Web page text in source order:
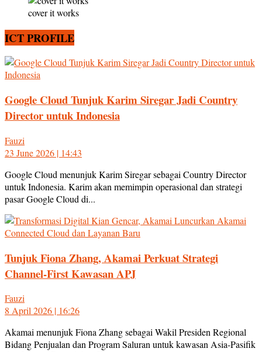
cover it works
ICT PROFILE
Google Cloud Tunjuk Karim Siregar Jadi Country
Director untuk Indonesia
Fauzi
23 June 2026 | 14:43
Google Cloud menunjuk Karim Siregar sebagai Country Director
untuk Indonesia. Karim akan memimpin operasional dan strategi
pasar Google Cloud di...
Tunjuk Fiona Zhang, Akamai Perkuat Strategi
Channel-First Kawasan APJ
Fauzi
8 April 2026 | 16:26
Akamai menunjuk Fiona Zhang sebagai Wakil Presiden Regional
Bidang Penjualan dan Program Saluran untuk kawasan Asia-Pasifik